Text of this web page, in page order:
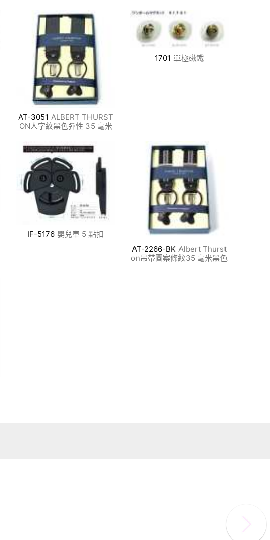
AT-3051 ALBERT THURST
ON人字紋黑色彈性 35 毫米
1701 單極磁鐵
IF-5176 嬰兒車 5 點扣
AT-2266-BK Albert Thurst
on吊帶圖案條紋35 毫米黑色